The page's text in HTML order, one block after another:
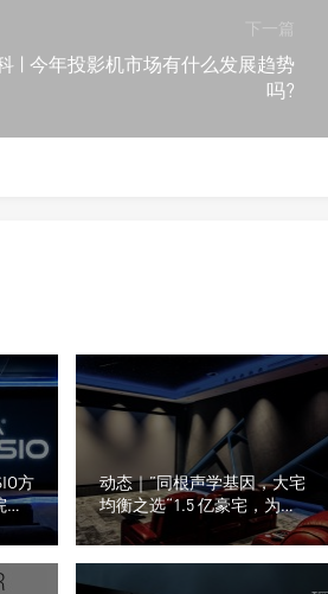
下一篇
| 今年投影机市场有什么发展趋势
吗?
方
重
动态｜”同根声学基因，大宅
均衡之选“1.5 亿豪宅，为什
么没用旗舰，却选了
Perlisten A 系列